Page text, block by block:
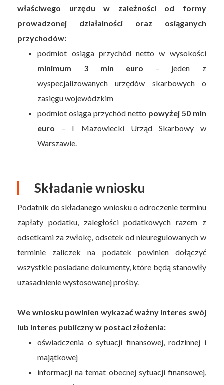
właściwego urzędu w zależności od formy
prowadzonej działalności oraz osiąganych
przychodów:
podmiot osiąga przychód netto w wysokości
minimum 3 mln euro – jeden z
wyspecjalizowanych urzędów skarbowych o
zasięgu wojewódzkim
podmiot osiąga przychód netto powyżej 50 mln
euro – I Mazowiecki Urząd Skarbowy w
Warszawie.
Składanie wniosku
Podatnik do składanego wniosku o odroczenie terminu
zapłaty podatku, zaległości podatkowych razem z
odsetkami za zwłokę, odsetek od nieuregulowanych w
terminie zaliczek na podatek powinien dołączyć
wszystkie posiadane dokumenty, które będą stanowiły
uzasadnienie wystosowanej prośby.
We wniosku powinien wykazać ważny interes swój
lub interes publiczny w postaci złożenia:
oświadczenia o sytuacji finansowej, rodzinnej i
majątkowej
informacji na temat obecnej sytuacji finansowej,